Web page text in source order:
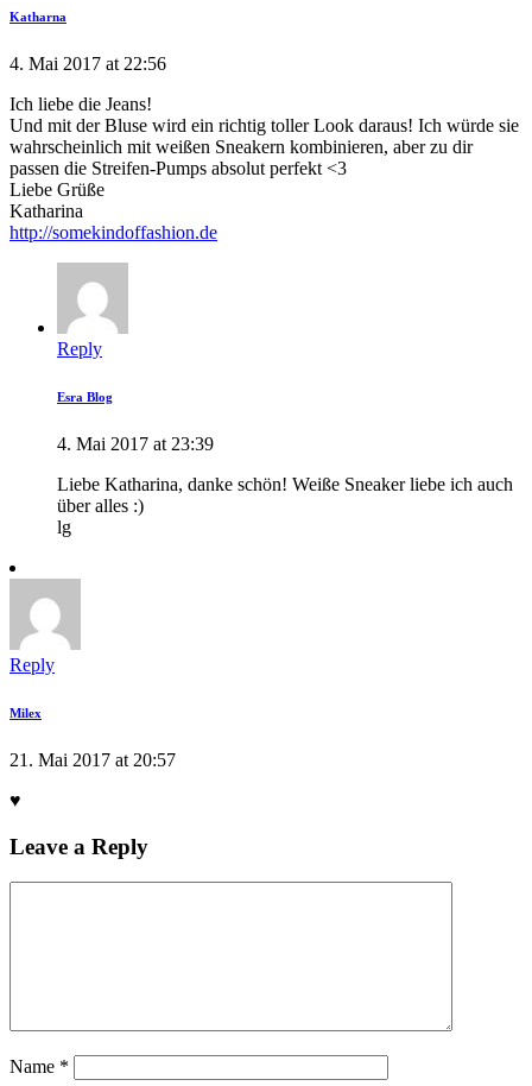
Katharna
4. Mai 2017 at 22:56
Ich liebe die Jeans!
Und mit der Bluse wird ein richtig toller Look daraus! Ich würde sie
wahrscheinlich mit weißen Sneakern kombinieren, aber zu dir
passen die Streifen-Pumps absolut perfekt <3
Liebe Grüße
Katharina
http://somekindoffashion.de
Reply
Esra Blog
4. Mai 2017 at 23:39
Liebe Katharina, danke schön! Weiße Sneaker liebe ich auch
über alles :)
lg
Reply
Milex
21. Mai 2017 at 20:57
♥
Leave a Reply
Name *